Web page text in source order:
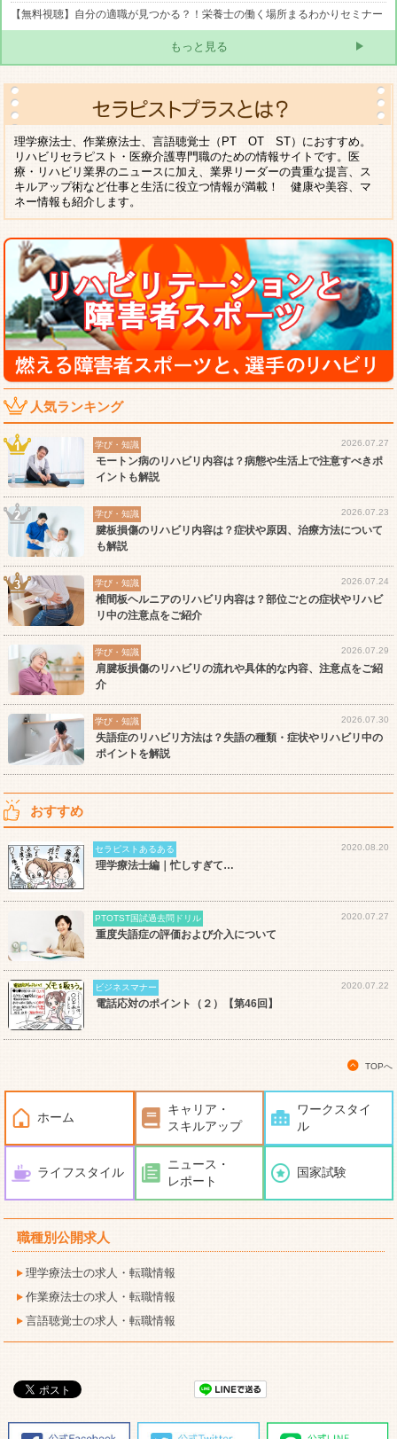
【無料視聴】自分の適職が見つかる？！栄養士の働く場所まるわかりセミナー
もっと見る
理学療法士、作業療法士、言語聴覚士（PT OT ST）におすすめ。
リハビリセラピスト・医療介護専門職のための情報サイトです。医
療・リハビリ業界のニュースに加え、業界リーダーの貴重な提言、ス
キルアップ術など仕事と生活に役立つ情報が満載！ 健康や美容、マ
ネー情報も紹介します。
人気ランキング
学び・知識 2026.07.27
モートン病のリハビリ内容は？病態や生活上で注意すべきポ
イントも解説
学び・知識 2026.07.23
腱板損傷のリハビリ内容は？症状や原因、治療方法について
も解説
学び・知識 2026.07.24
椎間板ヘルニアのリハビリ内容は？部位ごとの症状やリハビ
リ中の注意点をご紹介
学び・知識 2026.07.29
肩腱板損傷のリハビリの流れや具体的な内容、注意点をご紹
介
学び・知識 2026.07.30
失語症のリハビリ方法は？失語の種類・症状やリハビリ中の
ポイントを解説
おすすめ
セラピストあるある 2020.08.20
理学療法士編｜忙しすぎて…
PTOTST国試過去問ドリル 2020.07.27
重度失語症の評価および介入について
ビジネスマナー 2020.07.22
電話応対のポイント（２）【第46回】
TOPへ
ホーム
キャリア・
スキルアップ
ワークスタイ
ル
ライフスタイル
ニュース・
レポート
国家試験
職種別公開求人
理学療法士の求人・転職情報
作業療法士の求人・転職情報
言語聴覚士の求人・転職情報